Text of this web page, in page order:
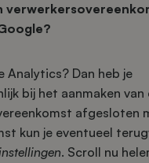
Analytics? Dan heb je
bij het aanmaken
afgesloten
kun je eventueel
. Scroll nu